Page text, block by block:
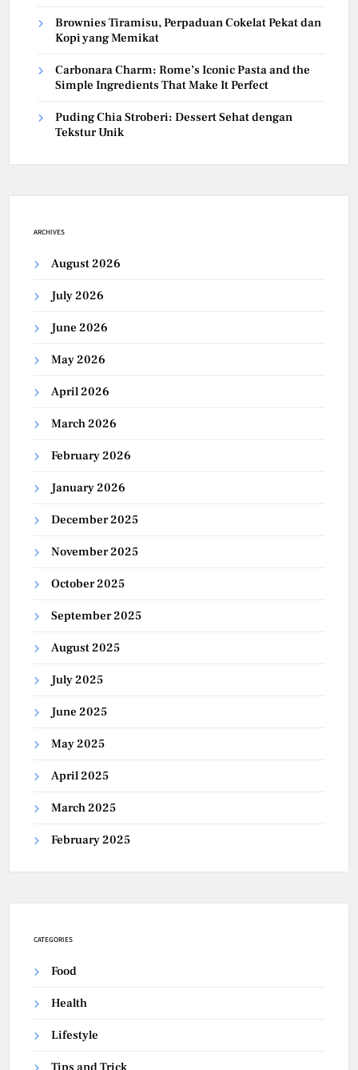
Brownies Tiramisu, Perpaduan Cokelat Pekat dan
Kopi yang Memikat
Carbonara Charm: Rome’s Iconic Pasta and the
Simple Ingredients That Make It Perfect
Puding Chia Stroberi: Dessert Sehat dengan
Tekstur Unik
ARCHIVES
August 2026
July 2026
June 2026
May 2026
April 2026
March 2026
February 2026
January 2026
December 2025
November 2025
October 2025
September 2025
August 2025
July 2025
June 2025
May 2025
April 2025
March 2025
February 2025
CATEGORIES
Food
Health
Lifestyle